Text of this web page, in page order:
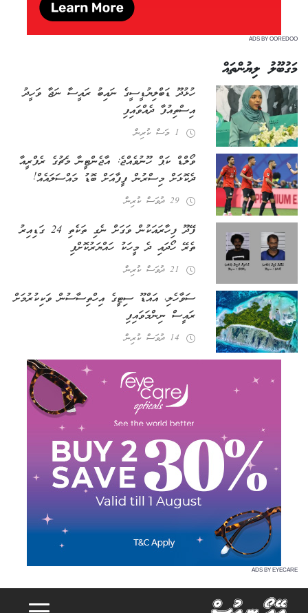
ADS BY OOREDOO
މަގުބޫލު ލިޔުންތައް
ހުޅުދޫ ޑަބްލިޔުޑީސީގެ ނައިބު ރައީސާ ނަޖާ ވަހީދު
އިސްތިއުފާ ދެއްވައިފި
1 މަސް ކުރިން
ވޯލްޑް ކަޕް ހޫނުވެއްޖެ: އާޖެންޓީނާ މެޗުގެ ރެފްރީއާ
ދެކޮޅަށް މިސްރުން ފީފާއަށް ބޮޑު މައްސަލައެއް!
29 ދުވަސް ކުރިން
ފޭދޫ ފިހާރައަކުން ވަގަށް ނެގި ތަކެތި 24 ގަޑިއިރު
ތެރޭ ހޯދައި ދެ މީހަކު ހައްޔަރުކޮށްފި
21 ދުވަސް ކުރިން
ސަވާހެލި، އައްޑޫ ސިޓީގެ އިހްތިސާސުން ވަކިކުރުމަށް
ރައީސް ނިންމަވައިފި
14 ދުވަސް ކުރިން
ADS BY EYECARE